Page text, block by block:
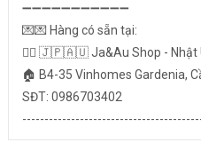
➖➖➖➖➖➖➖➖➖➖➖
💌💌 Hàng có sẵn tại:
👉🏻 🇯🇵🇦🇺 Ja&Au Shop -
🏠 B4-35 Vinhomes Gardenia,
SĐT: 0986703402